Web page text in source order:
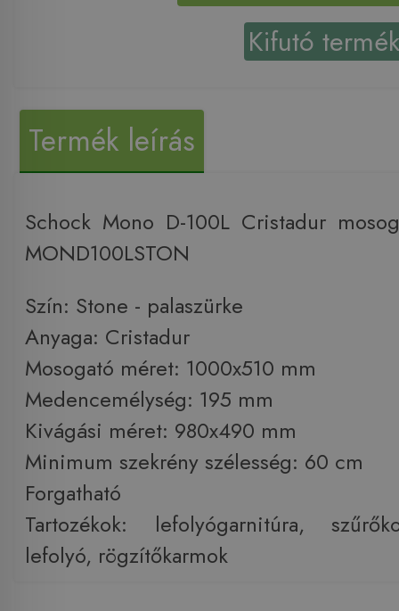
Kifutó
Termék leírás
Schock Mono D-100L Cristadur
MOND100LSTON
Szín: Stone - palaszürke
Anyaga: Cristadur
Mosogató méret: 1000x510 mm
Medencemélység: 195 mm
Kivágási méret: 980x490 mm
Minimum szekrény szélesség: 60 cm
Forgatható
Tartozékok: lefolyógarnitúra,
lefolyó, rögzítőkarmok